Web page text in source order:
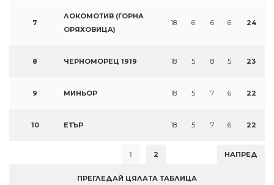
7
ЛОКОМОТИВ (ГОРНА
ОРЯХОВИЦА)
18 6 6 6 24
8 ЧЕРНОМОРЕЦ 1919 18 5 8 5 23
9 МИНЬОР 18 5 7 6 22
10 ЕТЪР 18 5 7 6 22
1 2 НАПРЕД
ПРЕГЛЕДАЙ ЦЯЛАТА ТАБЛИЦА